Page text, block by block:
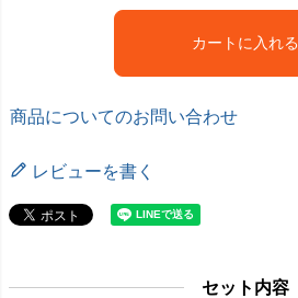
カートに入れる
商品についてのお問い合わせ
レビューを書く
セット内容